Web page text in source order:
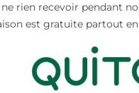
ne rien recevoir pendant
est gratuite partout